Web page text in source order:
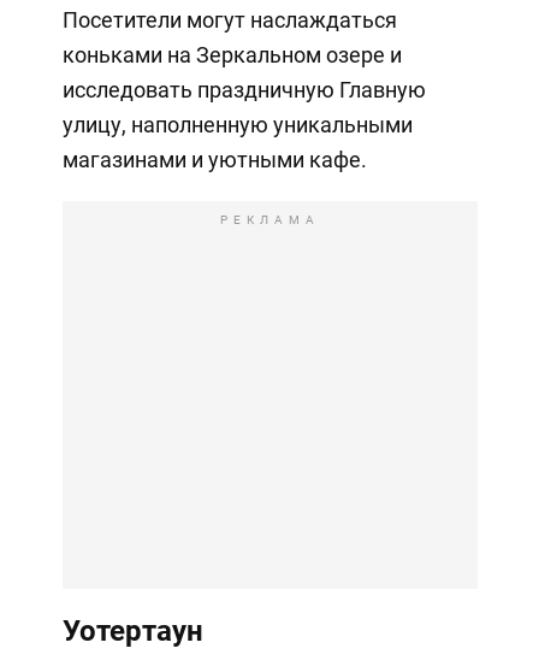
Посетители могут наслаждаться
коньками на Зеркальном озере и
исследовать праздничную Главную
улицу, наполненную уникальными
магазинами и уютными кафе.
РЕКЛАМА
Уотертаун